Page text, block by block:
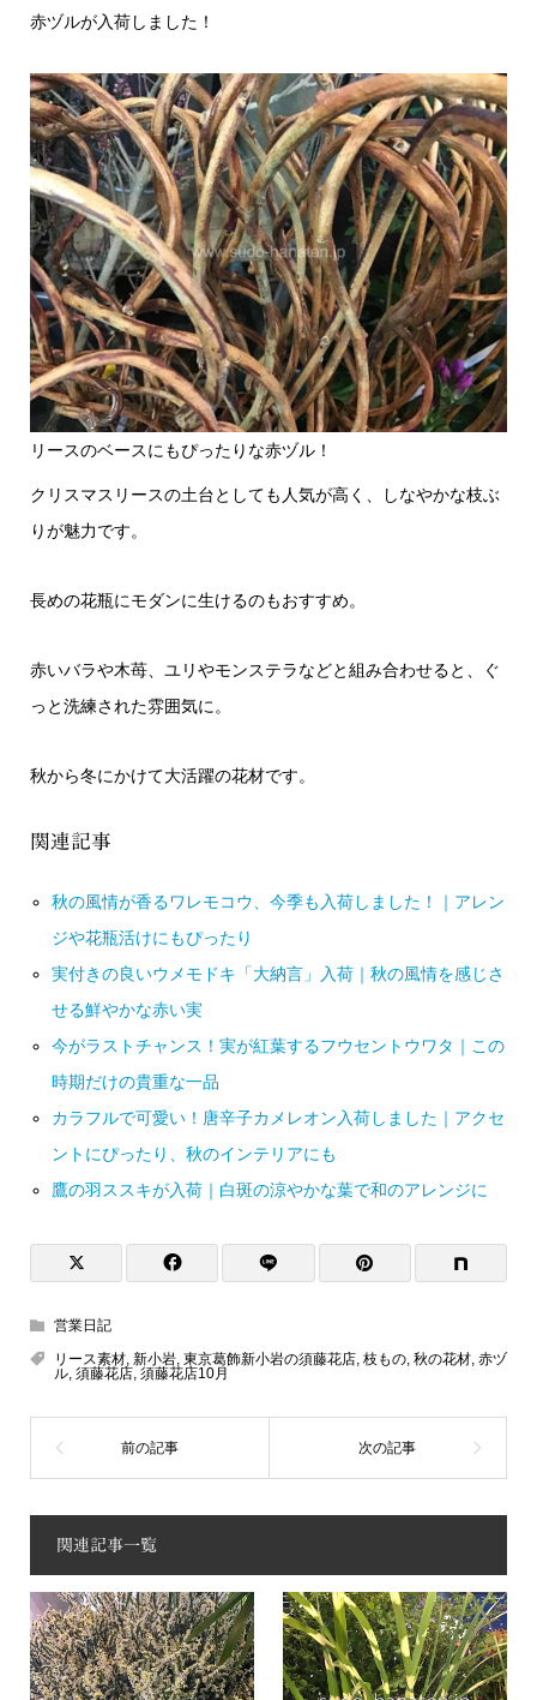
赤ヅルが入荷しました！
リースのベースにもぴったりな赤ヅル！
クリスマスリースの土台としても人気が高く、しなやかな枝ぶ
りが魅力です。
長めの花瓶にモダンに生けるのもおすすめ。
赤いバラや木苺、ユリやモンステラなどと組み合わせると、ぐ
っと洗練された雰囲気に。
秋から冬にかけて大活躍の花材です。
関連記事
秋の風情が香るワレモコウ、今季も入荷しました！｜アレン
ジや花瓶活けにもぴったり
実付きの良いウメモドキ「大納言」入荷｜秋の風情を感じさ
せる鮮やかな赤い実
今がラストチャンス！実が紅葉するフウセントウワタ｜この
時期だけの貴重な一品
カラフルで可愛い！唐辛子カメレオン入荷しました｜アクセ
ントにぴったり、秋のインテリアにも
鷹の羽ススキが入荷｜白斑の涼やかな葉で和のアレンジに
営業日記
リース素材, 新小岩, 東京葛飾新小岩の須藤花店, 枝もの, 秋の花材, 赤ヅ
ル, 須藤花店, 須藤花店10月
関連記事一覧